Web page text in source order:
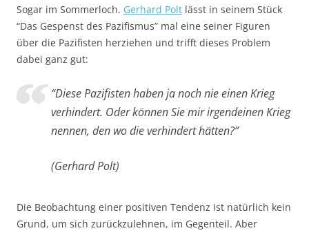
Sogar im Sommerloch. Gerhard Polt lässt in seinem Stück
“Das Gespenst des Pazifismus” mal eine seiner Figuren
über die Pazifisten herziehen und trifft dieses Problem
dabei ganz gut:
“Diese Pazifisten haben ja noch nie einen Krieg
verhindert. Oder können Sie mir irgendeinen Krieg
nennen, den wo die verhindert hätten?”
(Gerhard Polt)
Die Beobachtung einer positiven Tendenz ist natürlich kein
Grund, um sich zurückzulehnen, im Gegenteil. Aber